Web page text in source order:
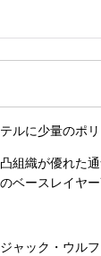
ルに少量のポ
組織が優れた
ベースレイヤー
ャック・ウル